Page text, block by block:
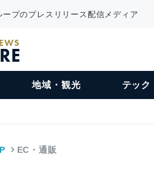
ープのプレスリリース配信メディア
地域・観光 テック
EC・通販